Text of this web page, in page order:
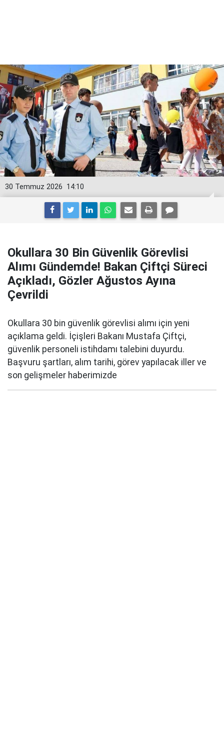
14:10
30 Temmuz 2026
Okullara 30 Bin Güvenlik Görevlisi
Alımı Gündemde! Bakan Çiftçi Süreci
Açıkladı, Gözler Ağustos Ayına
Çevrildi
Okullara 30 bin güvenlik görevlisi alımı için yeni
açıklama geldi. İçişleri Bakanı Mustafa Çiftçi,
güvenlik personeli istihdamı talebini duyurdu.
Başvuru şartları, alım tarihi, görev yapılacak iller ve
son gelişmeler haberimizde